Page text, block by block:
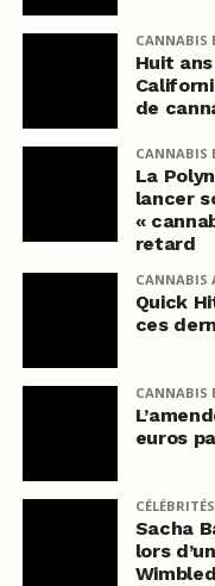
CANNABIS
Huit
de
CANNABIS
La
lancer
«
retard
CANNABIS
Quick
ces
CANNABIS
euros
Sacha
lors